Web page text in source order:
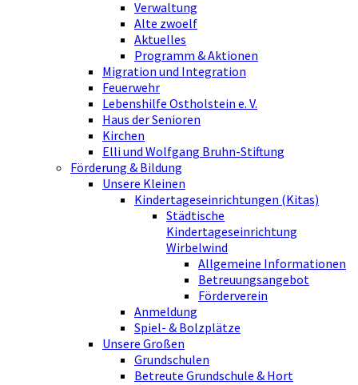
Verwaltung
Alte zwoelf
Aktuelles
Programm & Aktionen
Migration und Integration
Feuerwehr
Lebenshilfe Ostholstein e. V.
Haus der Senioren
Kirchen
Elli und Wolfgang Bruhn-Stiftung
Förderung & Bildung
Unsere Kleinen
Kindertageseinrichtungen (Kitas)
Städtische
Kindertageseinrichtung
Wirbelwind
Allgemeine Informationen
Betreuungsangebot
Förderverein
Anmeldung
Spiel- & Bolzplätze
Unsere Großen
Grundschulen
Betreute Grundschule & Hort